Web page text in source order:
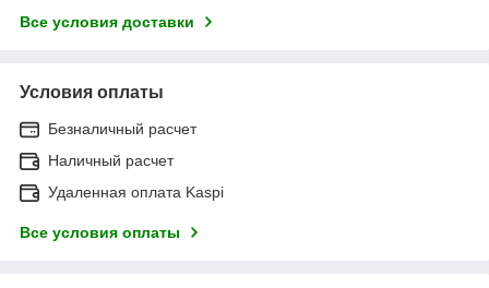
Все условия доставки
Условия оплаты
Безналичный расчет
Наличный расчет
Удаленная оплата Kaspi
Все условия оплаты